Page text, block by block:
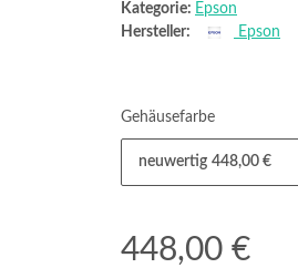
Kategorie: Epson
Hersteller:
Epson
Gehäusefarbe
neuwertig 448,00 €
448,00 €